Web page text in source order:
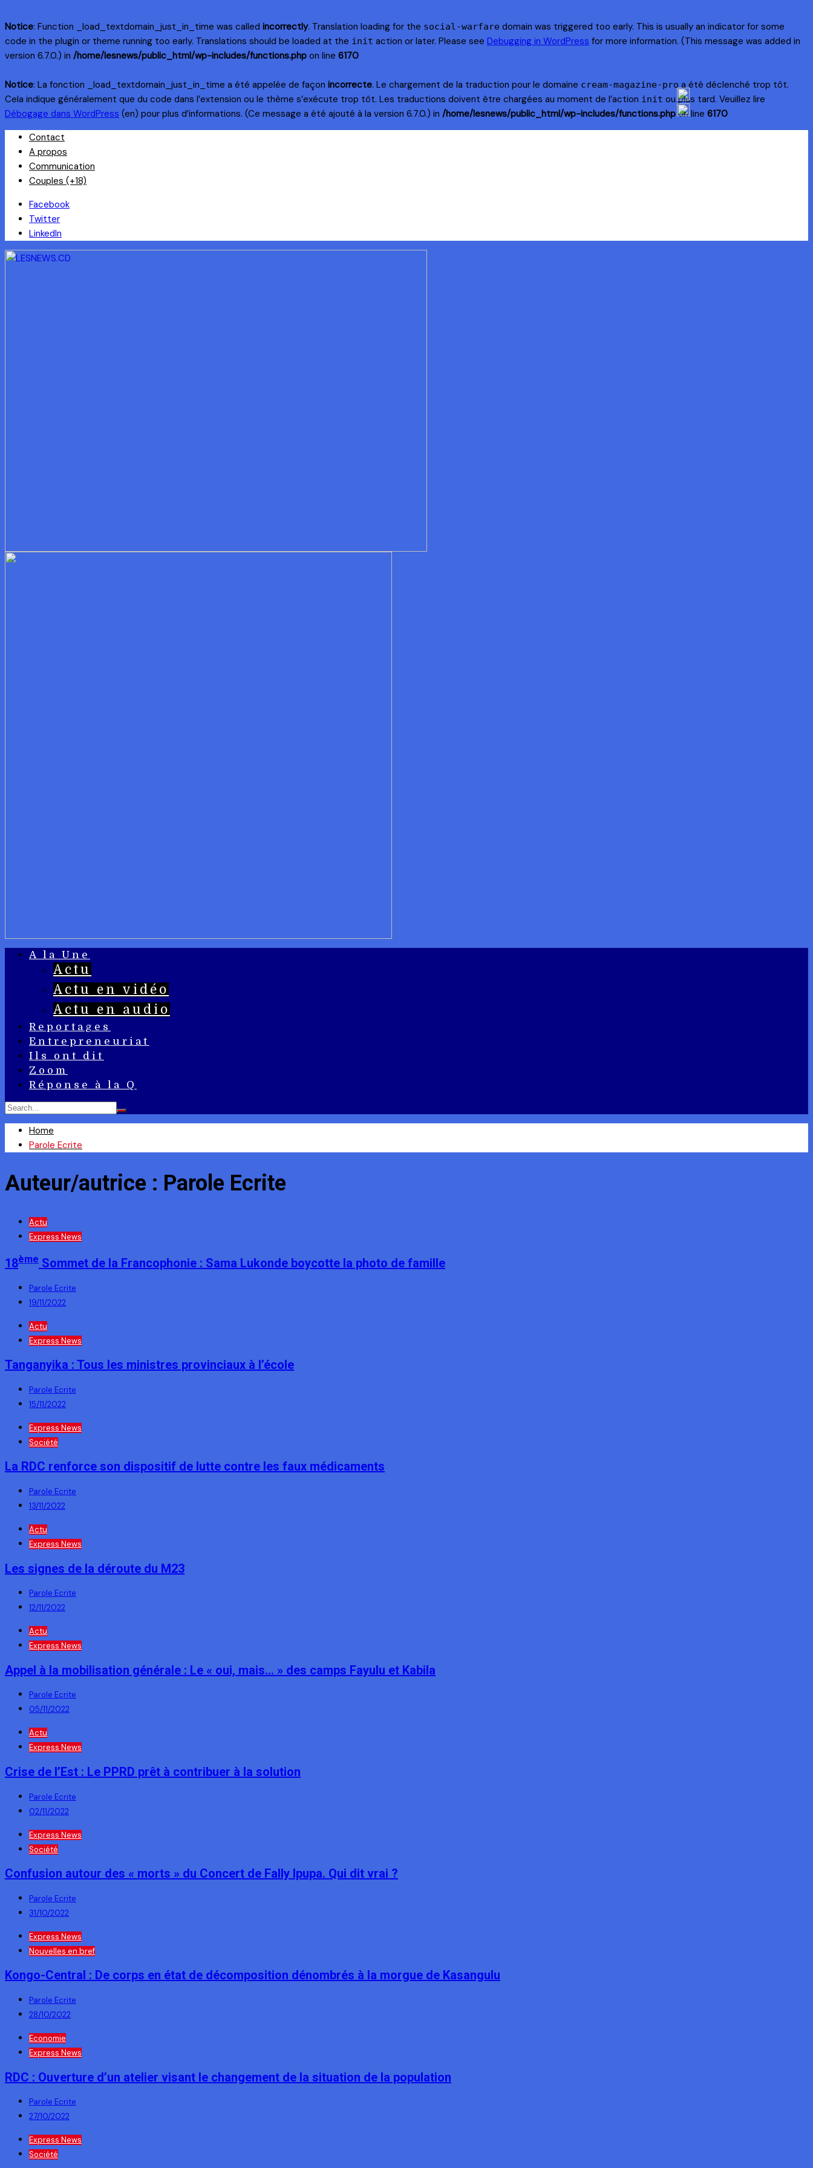
Notice: Function _load_textdomain_just_in_time was called incorrectly. Translation loading for the social-warfare domain was triggered too early. This is usually an indicator for some
code in the plugin or theme running too early. Translations should be loaded at the init action or later. Please see Debugging in WordPress for more information. (This message was added in
version 6.7.0.) in /home/lesnews/public_html/wp-includes/functions.php on line 6170
Notice: La fonction _load_textdomain_just_in_time a été appelée de façon incorrecte. Le chargement de la traduction pour le domaine cream-magazine-proa été déclenché trop tôt.
Cela indique généralement que du code dans l’extension ou le thème s’exécute trop tôt. Les traductions doivent être chargées au moment de l’action init ou plus tard. Veuillez lire
Débogage dans WordPress (en) pour plus d’informations. (Ce message a été ajouté à la version 6.7.0.) in /home/lesnews/public_html/wp-includes/functions.phpon line 6170
Skip
content
Contact
A propos
Communication
Couples (+18)
Facebook
Twitter
LinkedIn
A la Une
Actu
Actu en vidéo
Actu en audio
Reportages
Entrepreneuriat
Ils ont dit
Zoom
Réponse à la Q
Home
Parole Ecrite
Auteur/autrice : Parole Ecrite
Actu
Express News
18ème Sommet de la Francophonie : Sama Lukonde boycotte la photo de famille
Parole Ecrite
19/11/2022
Actu
Express News
Tanganyika : Tous les ministres provinciaux à l’école
Parole Ecrite
15/11/2022
Express News
Société
La RDC renforce son dispositif de lutte contre les faux médicaments
Parole Ecrite
13/11/2022
Actu
Express News
Les signes de la déroute du M23
Parole Ecrite
12/11/2022
Actu
Express News
Appel à la mobilisation générale : Le « oui, mais… » des camps Fayulu et Kabila
Parole Ecrite
05/11/2022
Actu
Express News
Crise de l’Est : Le PPRD prêt à contribuer à la solution
Parole Ecrite
02/11/2022
Express News
Société
Confusion autour des « morts » du Concert de Fally Ipupa. Qui dit vrai ?
Parole Ecrite
31/10/2022
Express News
Nouvelles en bref
Kongo-Central : De corps en état de décomposition dénombrés à la morgue de Kasangulu
Parole Ecrite
28/10/2022
Economie
Express News
RDC : Ouverture d’un atelier visant le changement de la situation de la population
Parole Ecrite
27/10/2022
Express News
Société